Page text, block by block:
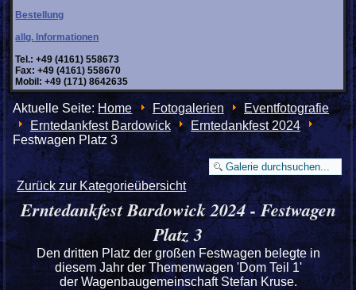
Bestellung
allg. Informationen
Tel.: +49 (4161) 558673
Fax: +49 (4161) 558670
Mobil: +49 (171) 8642635
Aktuelle Seite:Home Fotogalerien
Eventfotografie
Erntedankfest Bardowick
Erntedankfest 2024
Festwagen Platz 3
Zurück zur Kategorieübersicht
Erntedankfest Bardowick 2024 - Festwagen
Platz 3
Den dritten Platz der großen Festwagen belegte in
diesem Jahr der Themenwagen 'Dom Teil 1'
der Wagenbaugemeinschaft Stefan Kruse.